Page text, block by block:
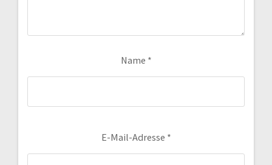
Name *
E-Mail-Adresse *